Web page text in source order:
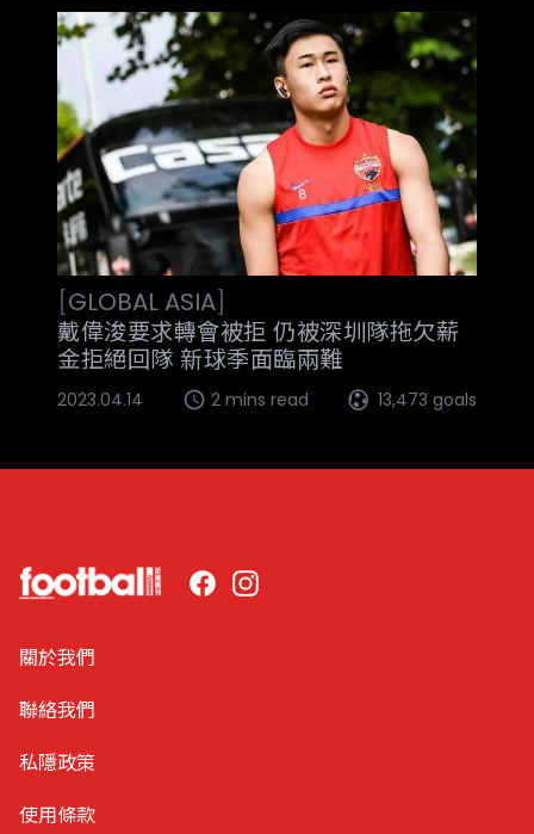
[GLOBAL ASIA]
戴偉浚要求轉會被拒 仍被深圳隊拖欠薪
金拒絕回隊 新球季面臨兩難
2023.04.14 2 mins read 13,473 goals
FacebookInstagram
關於我們
聯絡我們
私隱政策
使用條款